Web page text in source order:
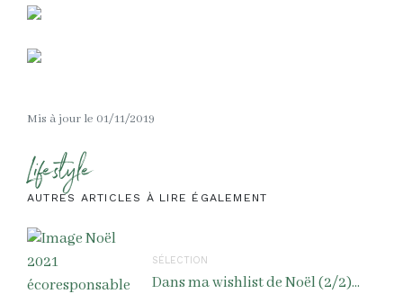
Mis à jour le 01/11/2019
Lifestyle
AUTRES ARTICLES À LIRE ÉGALEMENT
SÉLECTION
Dans ma wishlist de Noël (2/2)...